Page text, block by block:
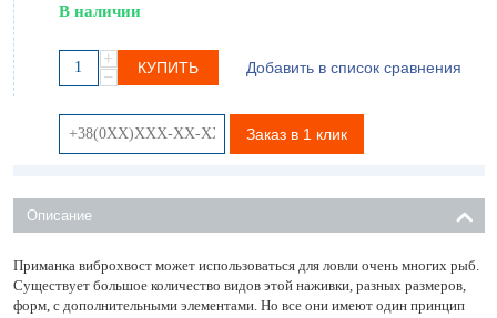
В наличии
+
−
КУПИТЬ Добавить в список сравнения
Заказ в 1 клик
Описание
Приманка виброхвост может использоваться для ловли очень многих рыб.
Существует большое количество видов этой наживки, разных размеров,
форм, с дополнительными элементами. Но все они имеют один принцип